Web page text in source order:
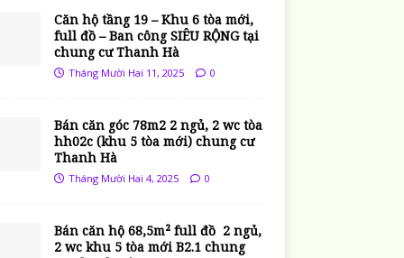
Căn hộ tầng 19 – Khu 6 tòa mới,
full đồ – Ban công SIÊU RỘNG tại
chung cư Thanh Hà
Tháng Mười Hai 11, 2025 0
Bán căn góc 78m2 2 ngủ, 2 wc tòa
hh02c (khu 5 tòa mới) chung cư
Thanh Hà
Tháng Mười Hai 4, 2025 0
Bán căn hộ 68,5m² full đồ 2 ngủ,
2 wc khu 5 tòa mới B2.1 chung